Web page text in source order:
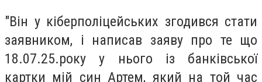
"Він у кіберполіцейських згодився стати
заявником, і написав заяву про те що
18.07.25.року у нього із банківської
картки мій син Артем, який на той час